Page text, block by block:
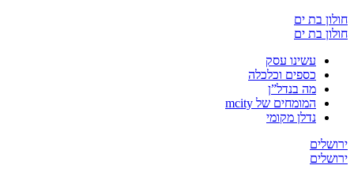
בת ים
בת ים
עשינו עסק
כספים וכלכלה
מה בנדל”ן
המומחים של mcity
נדלן מקומי